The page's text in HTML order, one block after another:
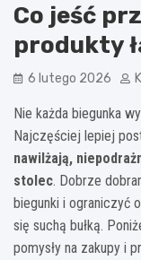
Co jeść
produkty
6 lutego 2026
Nie każda biegunka
Najczęściej lepiej
nawilżają,
stolec. Dobrze
biegunki i ograniczyć
się suchą bułką.
pomysły na zakupy i